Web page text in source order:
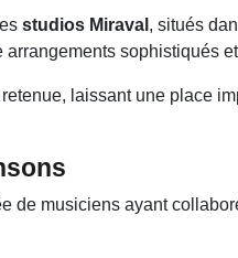
studios Miraval , situés
sophistiqués
laissant une place
de musiciens ayant